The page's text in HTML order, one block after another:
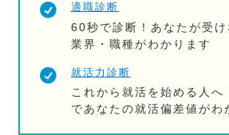
適職診断
60秒で診断！あなたが受
業界・職種がわかります
就活力診断
これから就活を始める人へ
であなたの就活偏差値がわ